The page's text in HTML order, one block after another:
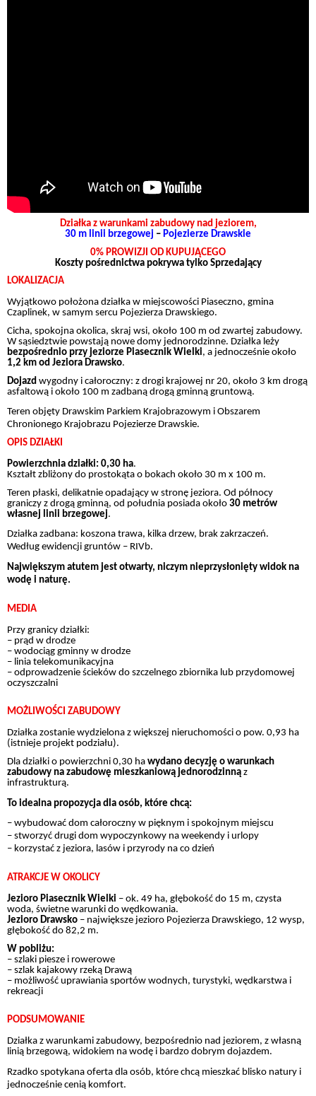
Działka z warunkami zabudowy nad jeziorem,
30 m linii brzegowej – Pojezierze Drawskie
0% PROWIZJI OD KUPUJĄCEGO
Koszty pośrednictwa pokrywa tylko Sprzedający
LOKALIZACJA
Wyjątkowo położona działka w miejscowości Piaseczno, gmina
Czaplinek, w samym sercu Pojezierza Drawskiego.
Cicha, spokojna okolica, skraj wsi, około 100 m od zwartej zabudowy.
W sąsiedztwie powstają nowe domy jednorodzinne. Działka leży
bezpośrednio przy jeziorze Piasecznik Wielki, a jednocześnie około
1,2 km od Jeziora Drawsko.
Dojazd wygodny i całoroczny: z drogi krajowej nr 20, około 3 km drogą
asfaltową i około 100 m zadbaną drogą gminną gruntową.
Teren objęty Drawskim Parkiem Krajobrazowym i Obszarem
Chronionego Krajobrazu Pojezierze Drawskie.
OPIS DZIAŁKI
Powierzchnia działki: 0,30 ha.
Kształt zbliżony do prostokąta o bokach około 30 m x 100 m.
Teren płaski, delikatnie opadający w stronę jeziora. Od północy
graniczy z drogą gminną, od południa posiada około 30 metrów
własnej linii brzegowej.
Działka zadbana: koszona trawa, kilka drzew, brak zakrzaczeń.
Według ewidencji gruntów – RIVb.
Największym atutem jest otwarty, niczym nieprzysłonięty widok na
wodę i naturę.
MEDIA
Przy granicy działki:
– prąd w drodze
– wodociąg gminny w drodze
– linia telekomunikacyjna
– odprowadzenie ścieków do szczelnego zbiornika lub przydomowej
oczyszczalni
MOŻLIWOŚCI ZABUDOWY
Działka zostanie wydzielona z większej nieruchomości o pow. 0,93 ha
(istnieje projekt podziału).
Dla działki o powierzchni 0,30 ha wydano decyzję o warunkach
zabudowy na zabudowę mieszkaniową jednorodzinną z
infrastrukturą.
To idealna propozycja dla osób, które chcą:
– wybudować dom całoroczny w pięknym i spokojnym miejscu
– stworzyć drugi dom wypoczynkowy na weekendy i urlopy
– korzystać z jeziora, lasów i przyrody na co dzień
ATRAKCJE W OKOLICY
Jezioro Piasecznik Wielki – ok. 49 ha, głębokość do 15 m, czysta
woda, świetne warunki do wędkowania.
Jezioro Drawsko – największe jezioro Pojezierza Drawskiego, 12 wysp,
głębokość do 82,2 m.
W pobliżu:
– szlaki piesze i rowerowe
– szlak kajakowy rzeką Drawą
– możliwość uprawiania sportów wodnych, turystyki, wędkarstwa i
rekreacji
PODSUMOWANIE
Działka z warunkami zabudowy, bezpośrednio nad jeziorem, z własną
linią brzegową, widokiem na wodę i bardzo dobrym dojazdem.
Rzadko spotykana oferta dla osób, które chcą mieszkać blisko natury i
jednocześnie cenią komfort.